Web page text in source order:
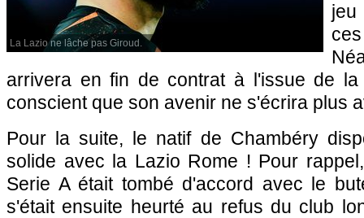
La Lazio ne lâche pas Giroud.
arrivera en fin de contrat à l'issue de
conscient que son avenir ne s'écrira plus
Pour la suite, le natif de Chambéry
solide avec la Lazio Rome ! Pour
Serie A était tombé d'accord avec le
s'était ensuite heurté au refus du club